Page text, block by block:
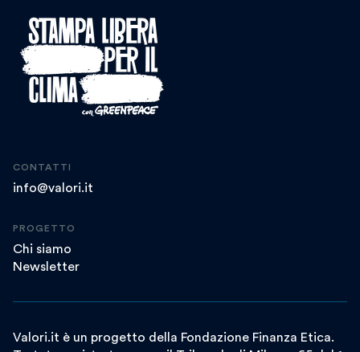
CONTATTI
info@valori.it
PROGETTO
Chi siamo
Newsletter
Valori.it è un progetto della Fondazione Finanza Etica.